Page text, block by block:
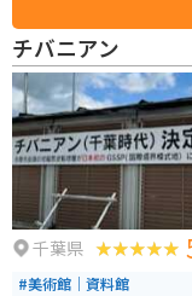
チバニアン
千葉県
#美術館｜資料館